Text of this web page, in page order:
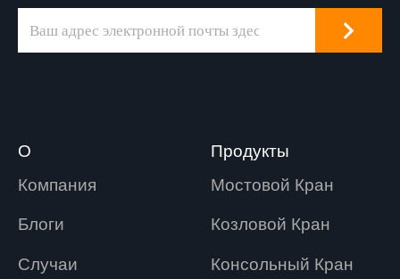
О
Компания
Блоги
Случаи
Продукты
Мостовой Кран
Козловой Кран
Консольный Кран